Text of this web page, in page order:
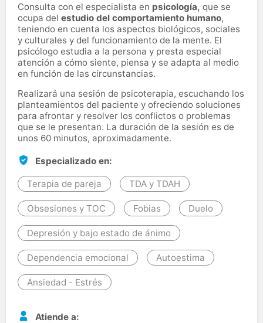
Consulta con el especialista en psicología, que se
ocupa del estudio del comportamiento humano,
teniendo en cuenta los aspectos biológicos, sociales
y culturales y del funcionamiento de la mente. El
psicólogo estudia a la persona y presta especial
atención a cómo siente, piensa y se adapta al medio
en función de las circunstancias.
Realizará una sesión de psicoterapia, escuchando los
planteamientos del paciente y ofreciendo soluciones
para afrontar y resolver los conflictos o problemas
que se le presentan. La duración de la sesión es de
unos 60 minutos, aproximadamente.
Especializado en:
Terapia de pareja TDA y TDAH
Obsesiones y TOC Fobias Duelo
Depresión y bajo estado de ánimo
Dependencia emocional Autoestima
Ansiedad - Estrés
Atiende a: